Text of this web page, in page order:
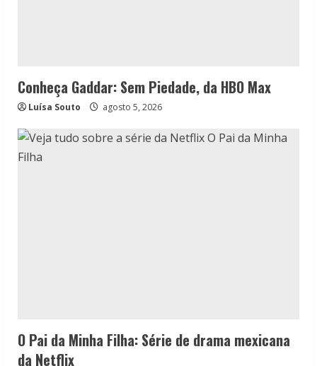
Conheça Gaddar: Sem Piedade, da HBO Max
Luísa Souto agosto 5, 2026
O Pai da Minha Filha: Série de drama mexicana
da Netflix